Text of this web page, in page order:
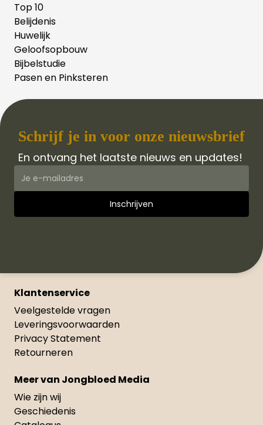
Top 10
Belijdenis
Huwelijk
Geloofsopbouw
Bijbelstudie
Pasen en Pinksteren
Schrijf je in voor onze nieuwsbrief
En ontvang het laatste nieuws en updates!
Klantenservice
Veelgestelde vragen
Leveringsvoorwaarden
Privacy Statement
Retourneren
Meer van Jongbloed Media
Wie zijn wij
Geschiedenis